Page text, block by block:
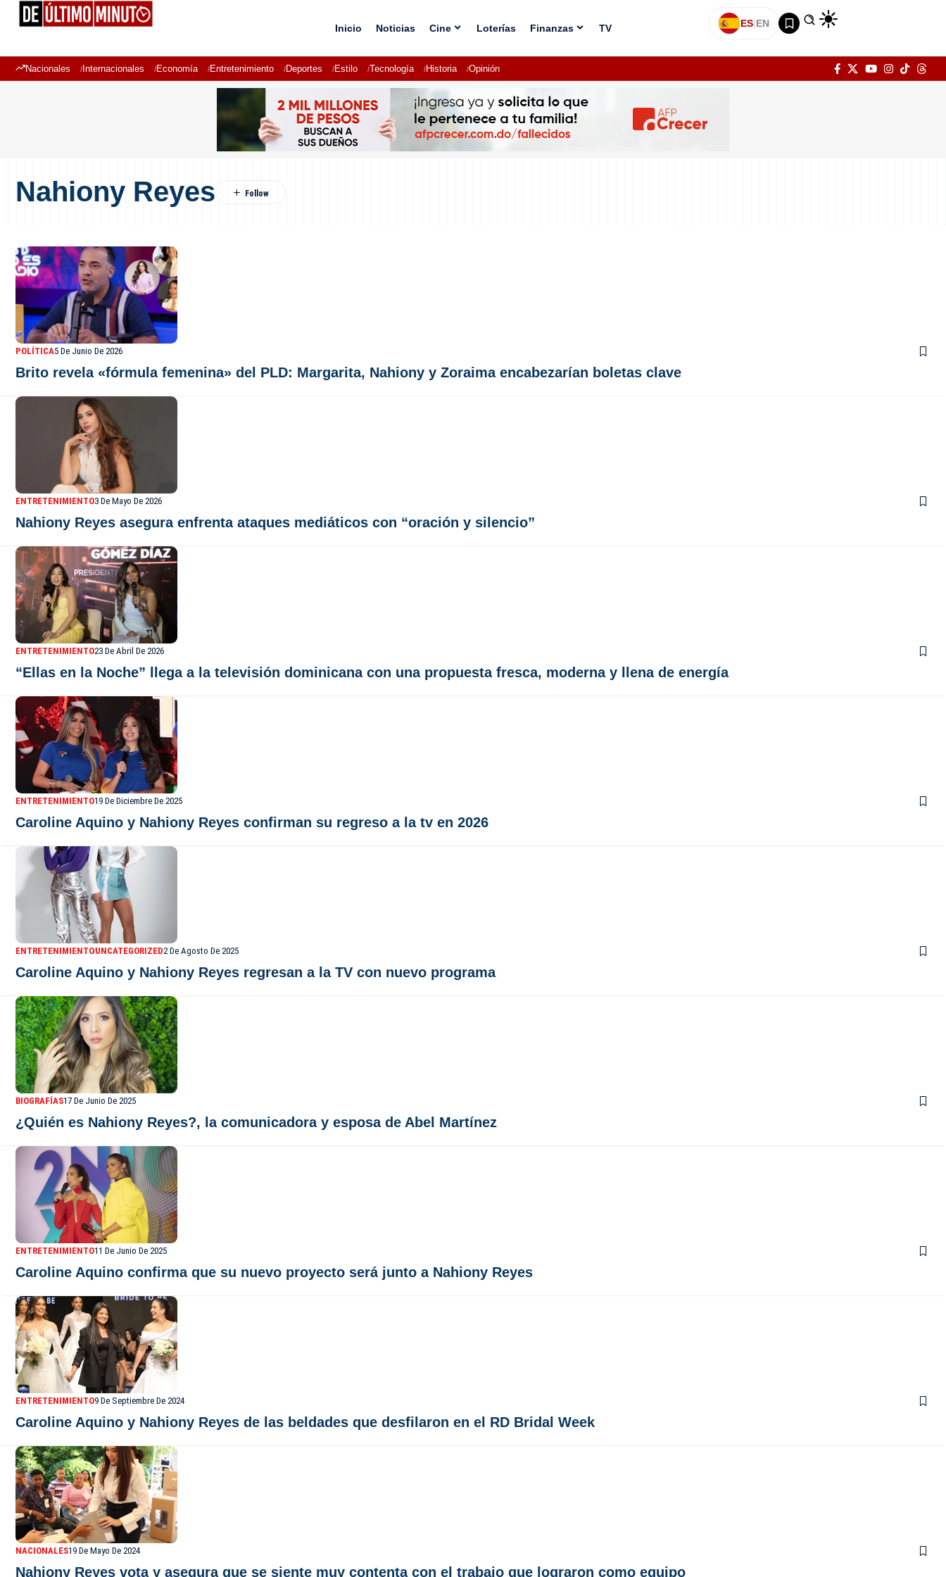
Inicio Noticias Cine Loterías Finanzas TV ES|EN
Nacionales Internacionales Economía Entretenimiento Deportes Estilo Tecnología Historia Opinión
Nahiony Reyes
POLÍTICA5 De Junio De 2026
Brito revela «fórmula femenina» del PLD: Margarita, Nahiony y Zoraima encabezarían boletas clave
ENTRETENIMIENTO3 De Mayo De 2026
Nahiony Reyes asegura enfrenta ataques mediáticos con “oración y silencio”
ENTRETENIMIENTO23 De Abril De 2026
“Ellas en la Noche” llega a la televisión dominicana con una propuesta fresca, moderna y llena de energía
ENTRETENIMIENTO19 De Diciembre De 2025
Caroline Aquino y Nahiony Reyes confirman su regreso a la tv en 2026
ENTRETENIMIENTOUNCATEGORIZED2 De Agosto De 2025
Caroline Aquino y Nahiony Reyes regresan a la TV con nuevo programa
BIOGRAFÍAS17 De Junio De 2025
¿Quién es Nahiony Reyes?, la comunicadora y esposa de Abel Martínez
ENTRETENIMIENTO11 De Junio De 2025
Caroline Aquino confirma que su nuevo proyecto será junto a Nahiony Reyes
ENTRETENIMIENTO9 De Septiembre De 2024
Caroline Aquino y Nahiony Reyes de las beldades que desfilaron en el RD Bridal Week
NACIONALES19 De Mayo De 2024
Nahiony Reyes vota y asegura que se siente muy contenta con el trabajo que lograron como equipo